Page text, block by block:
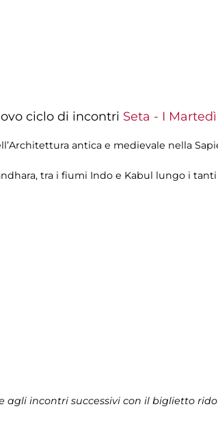
ciclo di incontri Seta - I
antica e medievale nella
tra i fiumi Indo e Kabul lungo i
incontri successivi con il biglietto